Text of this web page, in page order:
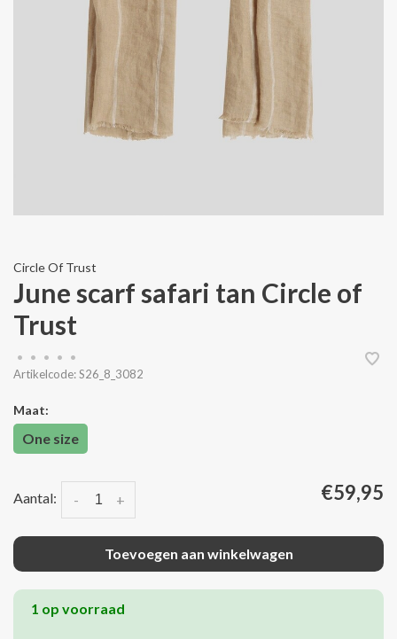
Circle Of Trust
June scarf safari tan Circle of
Trust
• • • •
•
Artikelcode:S26_8_3082
Maat:
One size
Aantal: +
- €59,95
Toevoegen aan winkelwagen
1 op voorraad